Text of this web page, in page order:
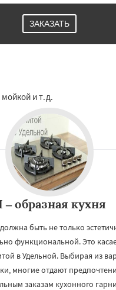
ЗАКАЗАТЬ
и т.д.
– образная кухня
быть не только
функциональной. Это
в Удельной. Выбирая из
многие отдают
заказам кухонного